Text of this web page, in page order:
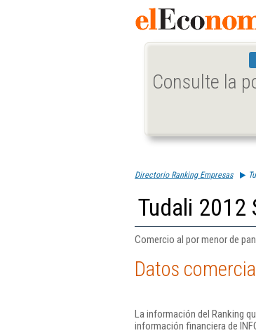
Consulte la
Directorio Ranking Empresas
Tudali 2012
Comercio al por menor de
Datos
La información del Ranking
información financiera de